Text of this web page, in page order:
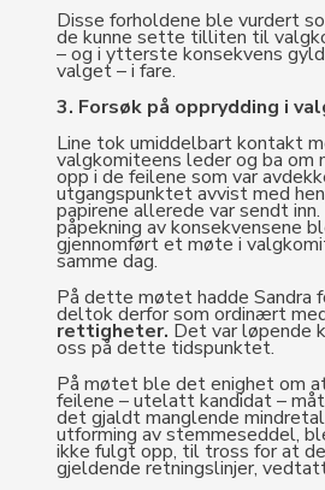
Disse forholdene ble vurdert
de kunne sette tilliten til
– og i ytterste konsekvens
valget – i fare.
3. Forsøk på opprydding i
Line tok umiddelbart kontakt
valgkomiteens leder og ba om
opp i de feilene som var
utgangspunktet avvist med
papirene allerede var sendt
påpekning av konsekvensene
gjennomført et møte i
samme dag.
På dette møtet hadde Sandra
deltok derfor som ordinært
rettigheter. Det var løpende
oss på dette tidspunktet.
På møtet ble det enighet om
feilene – utelatt kandidat –
det gjaldt manglende
utforming av stemmeseddel,
ikke fulgt opp, til tross for at
gjeldende retningslinjer,